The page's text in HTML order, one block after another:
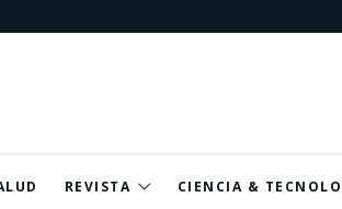
REVISTA CIENCIA &